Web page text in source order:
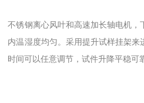
不锈钢离心风叶和高速加长轴电机，
内温湿度均匀。采用提升试样挂架
时间可以任意调节，试件升降平稳可